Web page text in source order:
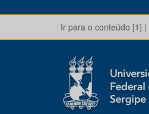
Ir para o conteúdo [1] |